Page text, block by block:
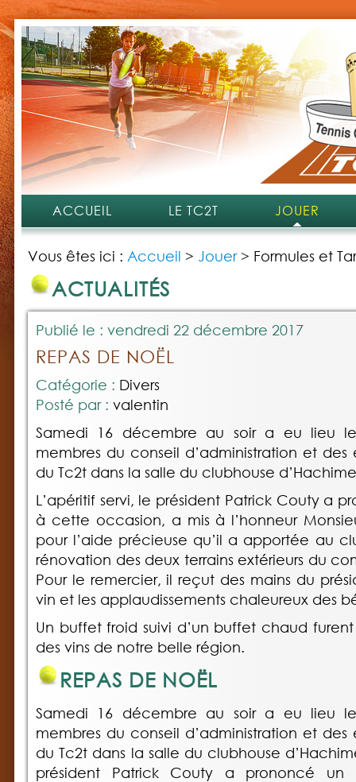
ACCUEIL LE TC2T JOUER
Vous êtes ici : Accueil > Jouer> Formules et
ACTUALITÉS
Publié le : vendredi 22 décembre 2017
REPAS DE NOËL
Catégorie : Divers
Posté par : valentin
Samedi 16 décembre au soir a eu lieu
membres du conseil d’administration et des
du Tc2t dans la salle du clubhouse
L’apéritif servi, le président Patrick Couty a
à cette occasion, a mis à l’honneur
pour l’aide précieuse qu’il a apportée au
rénovation des deux terrains extérieurs du
Pour le remercier, il reçut des mains du
vin et les applaudissements chaleureux des
Un buffet froid suivi d’un buffet chaud
des vins de notre belle région.
REPAS DE NOËL
Samedi 16 décembre au soir a eu lieu
membres du conseil d’administration et des
du Tc2t dans la salle du clubhouse
président Patrick Couty a prononcé